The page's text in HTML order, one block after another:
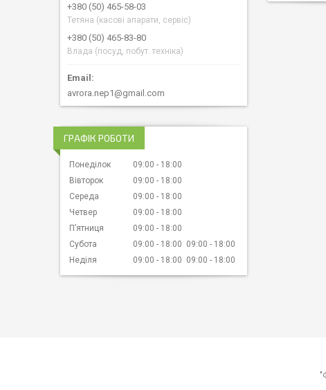
+380 (50) 465-58-03
Тетяна (касові апарати, сервіс)
+380 (50) 465-83-80
Влада (посуд, побут. техніка)
avrora.nep1@gmail.com
ГРАФІК РОБОТИ
Понеділок 09:00
18:00
Вівторок
09:00
18:00
Середа
09:00
18:00
Четвер
09:00
18:00
Пʼятниця
09:00
18:00
Субота
09:00 18:00 09:00
18:00
Неділя
09:00 18:00 09:00 18:00